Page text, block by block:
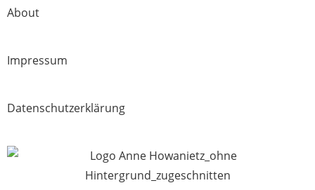
About
Impressum
Datenschutzerklärung